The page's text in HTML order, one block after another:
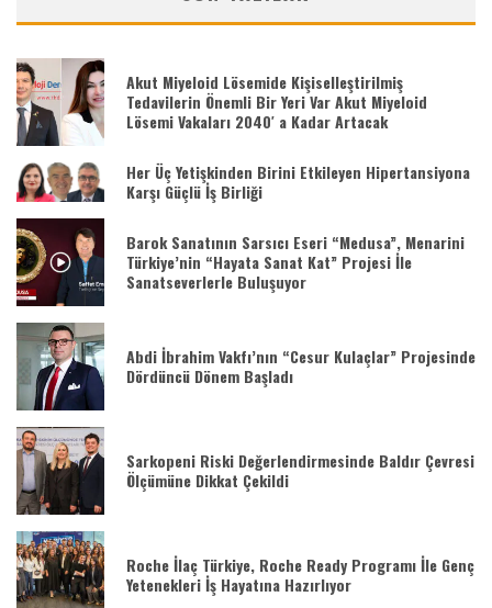
Akut Miyeloid Lösemide Kişiselleştirilmiş
Tedavilerin Önemli Bir Yeri Var Akut Miyeloid
Lösemi Vakaları 2040′ a Kadar Artacak
Her Üç Yetişkinden Birini Etkileyen Hipertansiyona
Karşı Güçlü İş Birliği
Barok Sanatının Sarsıcı Eseri “Medusa”, Menarini
Türkiye’nin “Hayata Sanat Kat” Projesi İle
Sanatseverlerle Buluşuyor
Abdi İbrahim Vakfı’nın “Cesur Kulaçlar” Projesinde
Dördüncü Dönem Başladı
Sarkopeni Riski Değerlendirmesinde Baldır Çevresi
Ölçümüne Dikkat Çekildi
Roche İlaç Türkiye, Roche Ready Programı İle Genç
Yetenekleri İş Hayatına Hazırlıyor